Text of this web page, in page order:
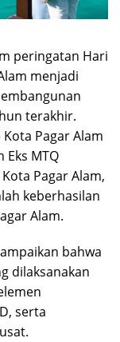
peringatan Hari
menjadi
terakhir.
Pagar Alam
MTQ
Pagar Alam,
keberhasilan
Alam.
bahwa
dilaksanakan
serta